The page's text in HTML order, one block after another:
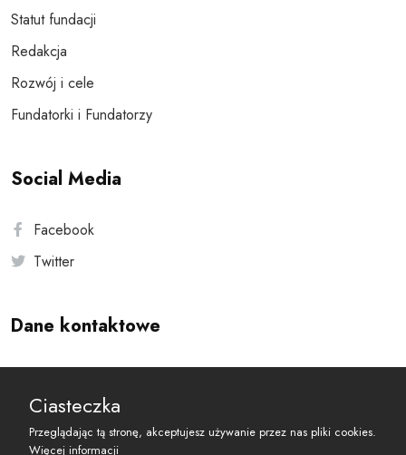
Statut fundacji
Redakcja
Rozwój i cele
Fundatorki i Fundatorzy
Social Media
Facebook
Twitter
Dane kontaktowe
reset@resetobywatelski.pl
Ciasteczka
Przeglądając tą stronę, akceptujesz używanie przez nas pliki cookies.
Więcej informacji